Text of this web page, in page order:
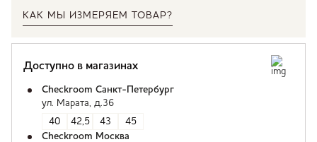
КАК МЫ ИЗМЕРЯЕМ ТОВАР?
Доступно в магазинах
Checkroom Санкт-Петербург
ул. Марата, д.36
40
42,5 43
45
Checkroom Москва